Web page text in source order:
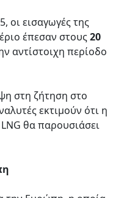
οι εισαγωγές της
έπεσαν στους20
αντίστοιχη περίοδο
στη ζήτηση στο
εκτιμούν ότι η
θα παρουσιάσει